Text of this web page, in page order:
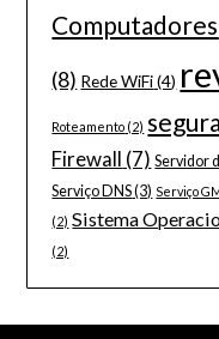
Computadores
(8) Rede WiFi(4)
Roteamento (2)
Firewall (7) Servidor
Serviço DNS(3) Serviço
(2) Sistema
(2)